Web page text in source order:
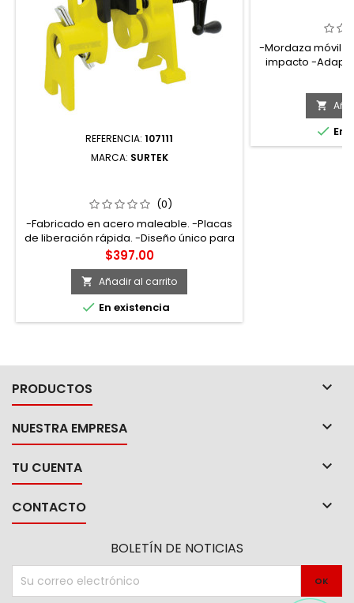
REFERENCIA: 107111
MARCA: SURTEK
(0)
-Fabricado en acero maleable. -Placas
de liberación rápida. -Diseño único para
mayor estabilidad. -Se adapta a
cualquier tubo comercial de 3/4".
Precio
$397.00
 Añadir al carrito
 En existencia
-Mordaza móvil
impacto -
derrapantes -

 En
PRODUCTOS 
NUESTRA EMPRESA 
TU CUENTA 
CONTACTO 
BOLETÍN DE NOTICIAS